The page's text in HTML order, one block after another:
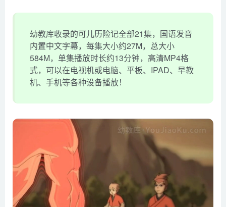
幼教库收录的可儿历险记全部21集，国语发音
内置中文字幕，每集大小约27M，总大小
584M，单集播放时长约13分钟，高清MP4格
式，可以在电视机或电脑、平板、IPAD、早教
机、手机等各种设备播放！